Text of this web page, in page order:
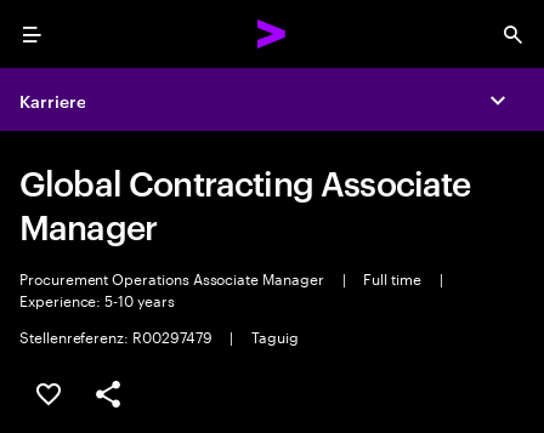
Menu
Karriere
Global Contracting Associate
Manager
Procurement Operations Associate Manager | Full time
|
Experience: 5-10 years
Stellenreferenz: R00297479
| Taguig
JOB SPEICHERN
Teilen